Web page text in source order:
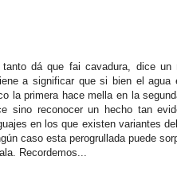
dá que fai cavadura, dice
a significar que si bien el
la primera hace mella en la
sino reconocer un hecho tan
en los que existen variantes
caso esta perogrullada puede
Recordemos...